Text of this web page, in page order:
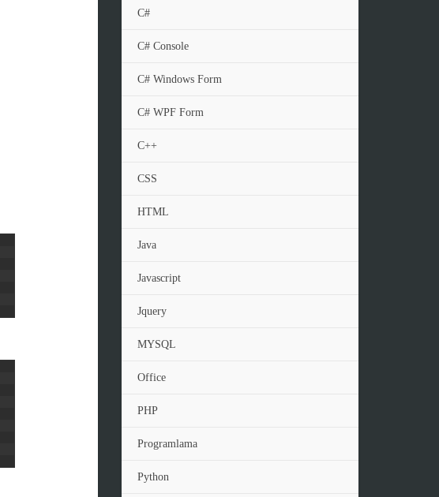
C#
C# Console
C# Windows Form
C# WPF Form
C++
CSS
HTML
Java
Javascript
Jquery
MYSQL
Office
PHP
Programlama
Python